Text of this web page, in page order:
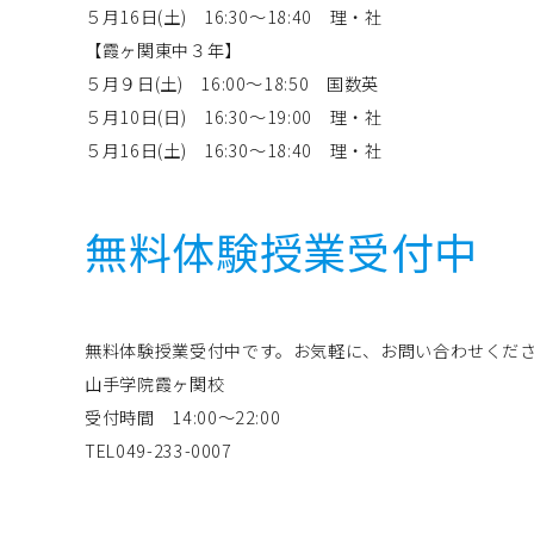
５月16日(土) 16:30～18:40 理・社
【霞ヶ関東中３年】
５月９日(土) 16:00～18:50 国数英
５月10日(日) 16:30～19:00 理・社
５月16日(土) 16:30～18:40 理・社
無料体験授業受付中
無料体験授業受付中です。お気軽に、お問い合わせくだ
山手学院霞ヶ関校
受付時間 14:00～22:00
TEL049-233-0007